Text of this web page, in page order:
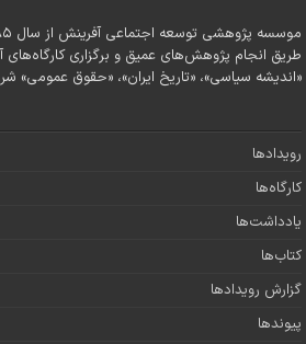
طریق انجام پژوهش‌های عمیق و برگزاری
«اندیشه سیاسی»، «تاریخ ایران»، «حقوق عمومی»
رویدادها
کارگاه‌ها
یادداشت‌ها
کتاب‌ها
گزارش رویدادها
پیوندها